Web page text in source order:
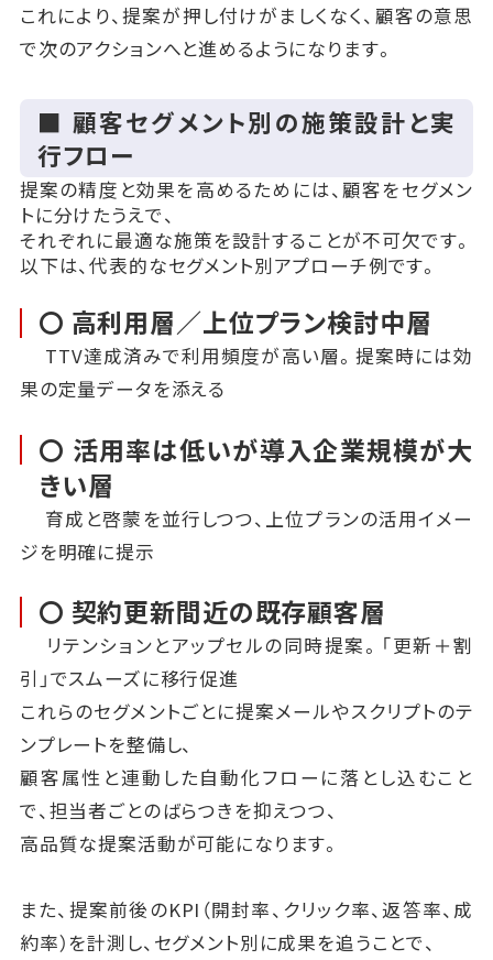
これにより、提案が押し付けがましくなく、顧客の意思
で次のアクションへと進めるようになります。
■ 顧客セグメント別の施策設計と実
行フロー
提案の精度と効果を高めるためには、顧客をセグメン
トに分けたうえで、
それぞれに最適な施策を設計することが不可欠です。
以下は、代表的なセグメント別アプローチ例です。
〇 高利用層／上位プラン検討中層
TTV達成済みで利用頻度が高い層。提案時には効
果の定量データを添える
〇 活用率は低いが導入企業規模が大
きい層
育成と啓蒙を並行しつつ、上位プランの活用イメー
ジを明確に提示
〇 契約更新間近の既存顧客層
リテンションとアップセルの同時提案。「更新＋割
引」でスムーズに移行促進
これらのセグメントごとに提案メールやスクリプトのテ
ンプレートを整備し、
顧客属性と連動した自動化フローに落とし込むこと
で、担当者ごとのばらつきを抑えつつ、
高品質な提案活動が可能になります。
また、提案前後のKPI（開封率、クリック率、返答率、成
約率）を計測し、セグメント別に成果を追うことで、